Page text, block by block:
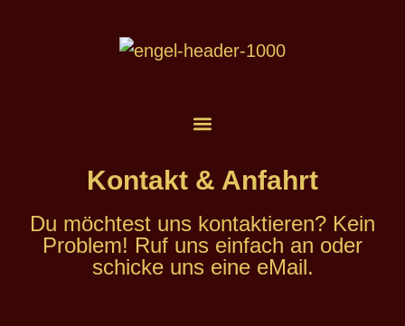
Kontakt & Anfahrt
Du möchtest uns kontaktieren? Kein
Problem! Ruf uns einfach an oder
schicke uns eine eMail.